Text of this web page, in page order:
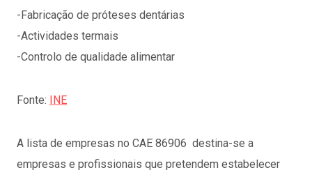
-Fabricação de próteses dentárias
-Actividades termais
-Controlo de qualidade alimentar
Fonte: INE
A lista de empresas no CAE 86906 destina-se a
empresas e profissionais que pretendem estabelecer